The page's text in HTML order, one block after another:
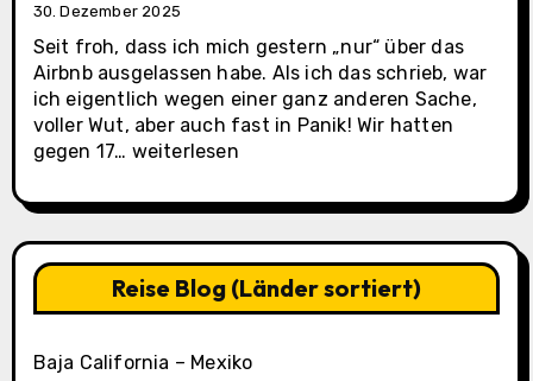
30. Dezember 2025
Seit froh, dass ich mich gestern „nur“ über das
Airbnb ausgelassen habe. Als ich das schrieb, war
ich eigentlich wegen einer ganz anderen Sache,
voller Wut, aber auch fast in Panik! Wir hatten
gegen 17… La
(Casa
3)
weiterlesen
Reise Blog (Länder sortiert)
Baja California – Mexiko